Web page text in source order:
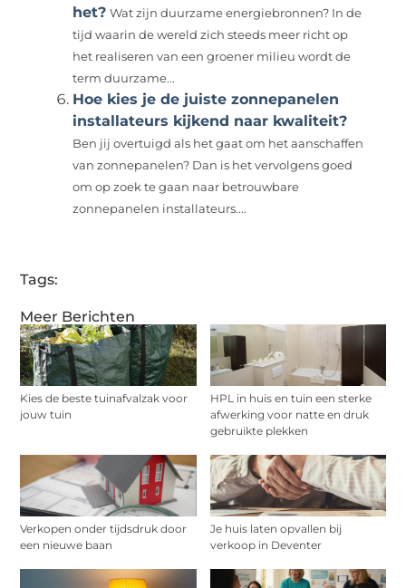
Meer Berichten
Kies de beste tuinafvalzak voor
jouw tuin
HPL in huis en tuin een sterke
afwerking voor natte en druk
gebruikte plekken
Verkopen onder tijdsdruk door
een nieuwe baan
Je huis laten opvallen bij
verkoop in Deventer
het? Wat zijn duurzame energiebronnen? In de
tijd waarin de wereld zich steeds meer richt op
het realiseren van een groener milieu wordt de
term duurzame...
Hoe kies je de juiste zonnepanelen
installateurs kijkend naar kwaliteit?
Ben jij overtuigd als het gaat om het aanschaffen
van zonnepanelen? Dan is het vervolgens goed
om op zoek te gaan naar betrouwbare
zonnepanelen installateurs....
Tags: